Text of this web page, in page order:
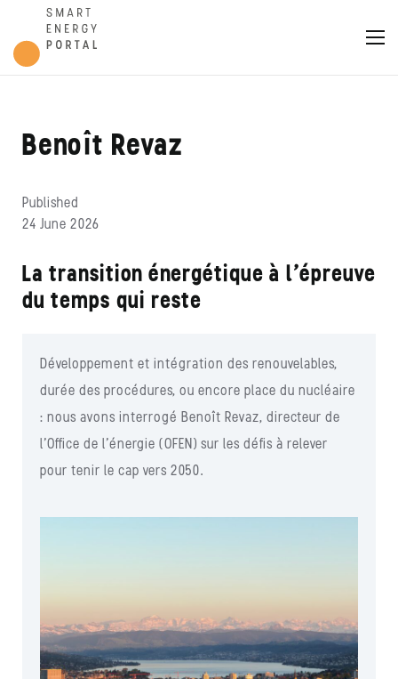
Benoît Revaz
Published
24 June 2026
La transition énergétique à l’épreuve
du temps qui reste
Développement et intégration des renouvelables,
durée des procédures, ou encore place du nucléaire
: nous avons interrogé Benoît Revaz, directeur de
l’Office de l’énergie (OFEN) sur les défis à relever
pour tenir le cap vers 2050.